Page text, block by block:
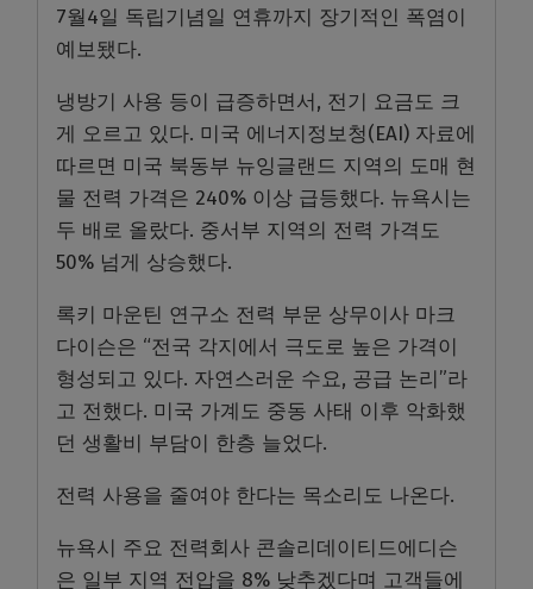
7월4일 독립기념일 연휴까지 장기적인 폭염이
예보됐다.
냉방기 사용 등이 급증하면서, 전기 요금도 크
게 오르고 있다. 미국 에너지정보청(EAI) 자료에
따르면 미국 북동부 뉴잉글랜드 지역의 도매 현
물 전력 가격은 240% 이상 급등했다. 뉴욕시는
두 배로 올랐다. 중서부 지역의 전력 가격도
50% 넘게 상승했다.
록키 마운틴 연구소 전력 부문 상무이사 마크
다이슨은 “전국 각지에서 극도로 높은 가격이
형성되고 있다. 자연스러운 수요, 공급 논리”라
고 전했다. 미국 가계도 중동 사태 이후 악화했
던 생활비 부담이 한층 늘었다.
전력 사용을 줄여야 한다는 목소리도 나온다.
뉴욕시 주요 전력회사 콘솔리데이티드에디슨
은 일부 지역 전압을 8% 낮추겠다며 고객들에